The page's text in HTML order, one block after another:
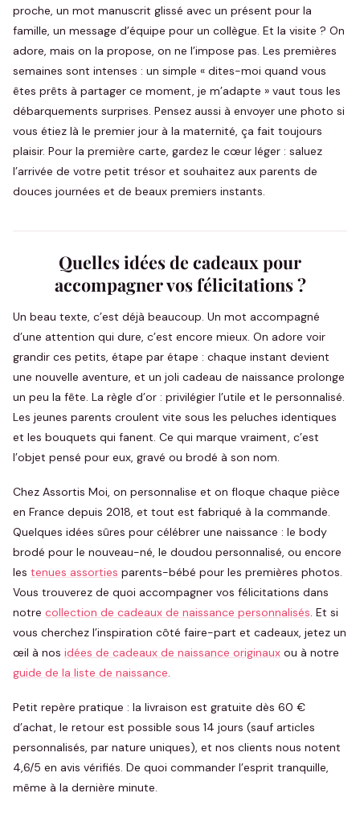
proche, un mot manuscrit glissé avec un présent pour la
famille, un message d’équipe pour un collègue. Et la visite ? On
adore, mais on la propose, on ne l’impose pas. Les premières
semaines sont intenses : un simple « dites-moi quand vous
êtes prêts à partager ce moment, je m’adapte » vaut tous les
débarquements surprises. Pensez aussi à envoyer une photo si
vous étiez là le premier jour à la maternité, ça fait toujours
plaisir. Pour la première carte, gardez le cœur léger : saluez
l’arrivée de votre petit trésor et souhaitez aux parents de
douces journées et de beaux premiers instants.
Quelles idées de cadeaux pour
accompagner vos félicitations ?
Un beau texte, c’est déjà beaucoup. Un mot accompagné
d’une attention qui dure, c’est encore mieux. On adore voir
grandir ces petits, étape par étape : chaque instant devient
une nouvelle aventure, et un joli cadeau de naissance prolonge
un peu la fête. La règle d’or : privilégier l’utile et le personnalisé.
Les jeunes parents croulent vite sous les peluches identiques
et les bouquets qui fanent. Ce qui marque vraiment, c’est
l’objet pensé pour eux, gravé ou brodé à son nom.
Chez Assortis Moi, on personnalise et on floque chaque pièce
en France depuis 2018, et tout est fabriqué à la commande.
Quelques idées sûres pour célébrer une naissance : le body
brodé pour le nouveau-né, le doudou personnalisé, ou encore
les tenues assorties parents-bébé pour les premières photos.
Vous trouverez de quoi accompagner vos félicitations dans
notre collection de cadeaux de naissance personnalisés . Et si
vous cherchez l’inspiration côté faire-part et cadeaux, jetez un
œil à nos idées de cadeaux de naissance originaux ou à notre
guide de la liste de naissance
Petit repère pratique : la livraison est gratuite dès 60 €
d’achat, le retour est possible sous 14 jours (sauf articles
personnalisés, par nature uniques), et nos clients nous notent
4,6/5 en avis vérifiés. De quoi commander l’esprit tranquille,
même à la dernière minute.